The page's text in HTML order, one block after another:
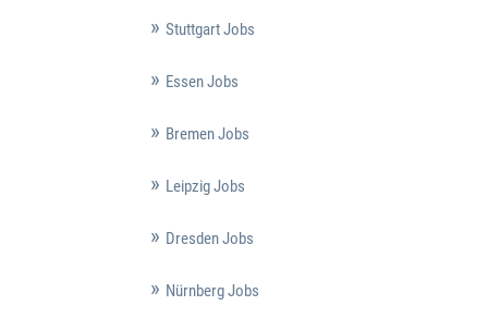
Stuttgart Jobs
Essen Jobs
Bremen Jobs
Leipzig Jobs
Dresden Jobs
Nürnberg Jobs